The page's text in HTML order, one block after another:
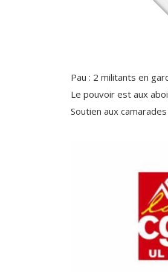
Pau : 2 militants en
Le pouvoir est aux
Soutien aux camarades